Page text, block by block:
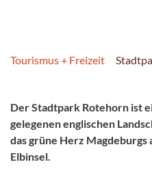
Tourismus + Freizeit
Der Stadtpark Rotehorn ist
gelegenen englischen
das grüne Herz
Elbinsel.